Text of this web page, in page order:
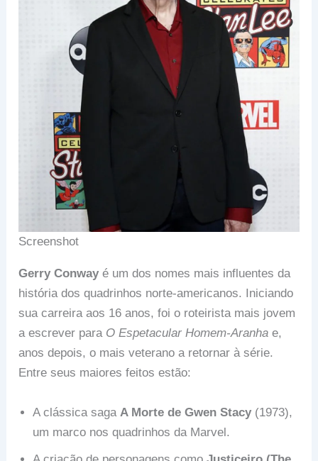
Screenshot
Gerry Conway é um dos nomes mais influentes da
história dos quadrinhos norte-americanos. Iniciando
sua carreira aos 16 anos, foi o roteirista mais jovem
a escrever para O Espetacular Homem-Aranha e,
anos depois, o mais veterano a retornar à série.
Entre seus maiores feitos estão:
A clássica saga A Morte de Gwen Stacy (1973),
um marco nos quadrinhos da Marvel.